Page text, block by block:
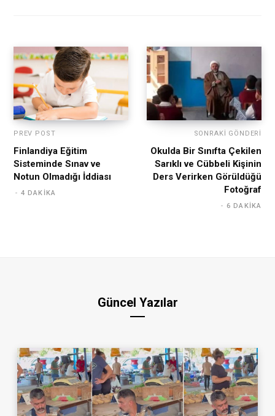
PREV POST
Finlandiya Eğitim
Sisteminde Sınav ve
Notun Olmadığı İddiası
4 DAKIKA
SONRAKI GÖNDERI
Okulda Bir Sınıfta Çekilen
Sarıklı ve Cübbeli Kişinin
Ders Verirken Görüldüğü
Fotoğraf
6 DAKIKA
Güncel Yazılar